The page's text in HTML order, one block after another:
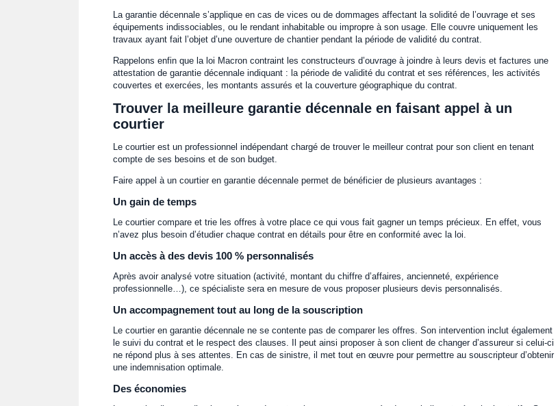
La garantie décennale s’applique en cas de vices ou de dommages affectant la solidité de l’ouvrage et ses
équipements indissociables, ou le rendant inhabitable ou impropre à son usage. Elle couvre uniquement les
travaux ayant fait l’objet d’une ouverture de chantier pendant la période de validité du contrat.
Rappelons enfin que la loi Macron contraint les constructeurs d’ouvrage à joindre à leurs devis et factures une
attestation de garantie décennale indiquant : la période de validité du contrat et ses références, les activités
couvertes et exercées, les montants assurés et la couverture géographique du contrat.
Trouver la meilleure garantie décennale en faisant appel à un
courtier
Le courtier est un professionnel indépendant chargé de trouver le meilleur contrat pour son client en tenant
compte de ses besoins et de son budget.
Faire appel à un courtier en garantie décennale permet de bénéficier de plusieurs avantages :
Un gain de temps
Le courtier compare et trie les offres à votre place ce qui vous fait gagner un temps précieux. En effet, vous
n’avez plus besoin d’étudier chaque contrat en détails pour être en conformité avec la loi.
Un accès à des devis 100 % personnalisés
Après avoir analysé votre situation (activité, montant du chiffre d’affaires, ancienneté, expérience
professionnelle…), ce spécialiste sera en mesure de vous proposer plusieurs devis personnalisés.
Un accompagnement tout au long de la souscription
Le courtier en garantie décennale ne se contente pas de comparer les offres. Son intervention inclut également
le suivi du contrat et le respect des clauses. Il peut ainsi proposer à son client de changer d’assureur si celui-ci
ne répond plus à ses attentes. En cas de sinistre, il met tout en œuvre pour permettre au souscripteur d’obtenir
une indemnisation optimale.
Des économies